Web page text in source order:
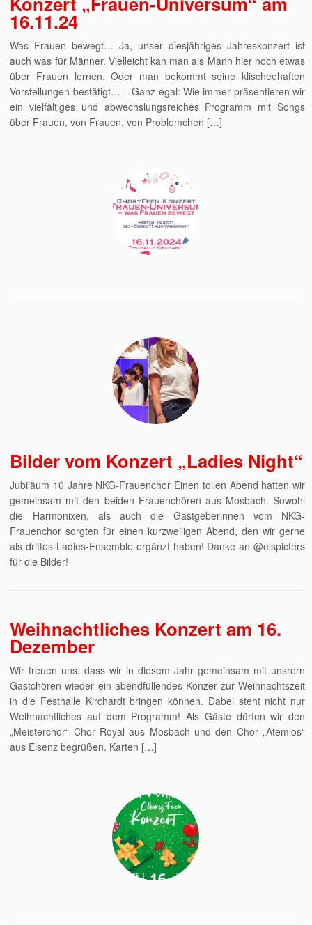
16.11.24
Was Frauen bewegt… Ja, unser diesjähriges Jahreskonzert ist
auch was für Männer. Vielleicht kan man als Mann hier noch etwas
über Frauen lernen. Oder man bekommt seine klischeehaften
Vorstellungen bestätigt… – Ganz egal: Wie immer präsentieren wir
ein vielfältiges und abwechslungsreiches Programm mit Songs
über Frauen, von Frauen, von Problemchen […]
Bilder vom Konzert „Ladies Night“
Jubiläum 10 Jahre NKG-Frauenchor Einen tollen Abend hatten wir
gemeinsam mit den beiden Frauenchören aus Mosbach. Sowohl
die Harmonixen, als auch die Gastgeberinnen vom NKG-
Frauenchor sorgten für einen kurzweiligen Abend, den wir gerne
als drittes Ladies-Ensemble ergänzt haben! Danke an @elspicters
für die Bilder!
Weihnachtliches Konzert am 16.
Dezember
Wir freuen uns, dass wir in diesem Jahr gemeinsam mit unsrern
Gastchören wieder ein abendfüllendes Konzer zur Weihnachtszeit
in die Festhalle Kirchardt bringen können. Dabei steht nicht nur
Weihnachtliches auf dem Programm! Als Gäste dürfen wir den
„Meisterchor“ Chor Royal aus Mosbach und den Chor „Atemlos“
aus Elsenz begrüßen. Karten […]